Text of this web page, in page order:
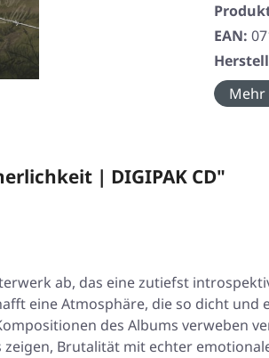
EAN:
Mehr
| DIGIPAK CD"
ab, das eine zutiefst
eine Atmosphäre, die so dicht
des Albums verweben
Brutalität mit echter